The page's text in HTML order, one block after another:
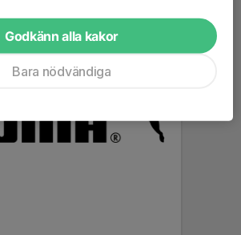
Godkänn alla kakor
Bara nödvändiga